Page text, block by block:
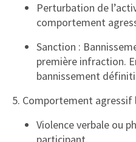
Perturbation de
comportement
Sanction :
première infraction.
bannissement
5. Comportement agressif
Violence verbale ou